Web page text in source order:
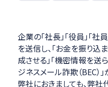
企業の「社長」「役員」「
を送信し、「お金を振り込
成させる」「機密情報を送
ジネスメール詐欺（BEC）
弊社におきましても、弊